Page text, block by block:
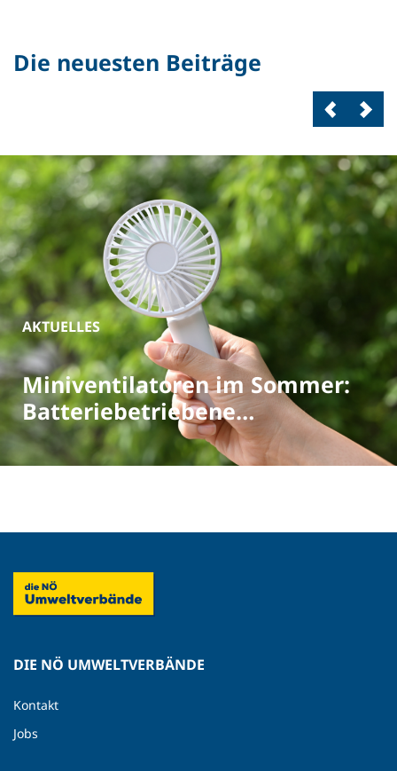
Die neuesten Beiträge
AKTUELLES
Miniventilatoren im Sommer:
Batteriebetriebene
Ventilatoren richtig entsorgen
DIE NÖ UMWELTVERBÄNDE
Kontakt
Jobs